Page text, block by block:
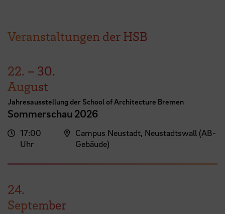
Veranstaltungen der HSB
22. – 30.
August
Jahresausstellung der School of Architecture Bremen
Sommerschau 2026
17:00
Uhr
Campus Neustadt, Neustadtswall (AB-
Gebäude)
24.
September